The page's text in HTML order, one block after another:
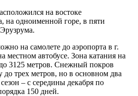
на востоке
на одноименной горе, в пяти
на самолете до аэропорта в г.
местном автобусе. Зона катания на
3125 метров. Снежный покров
трех метров, но в основном два
– с середины декабря по
150 дней.